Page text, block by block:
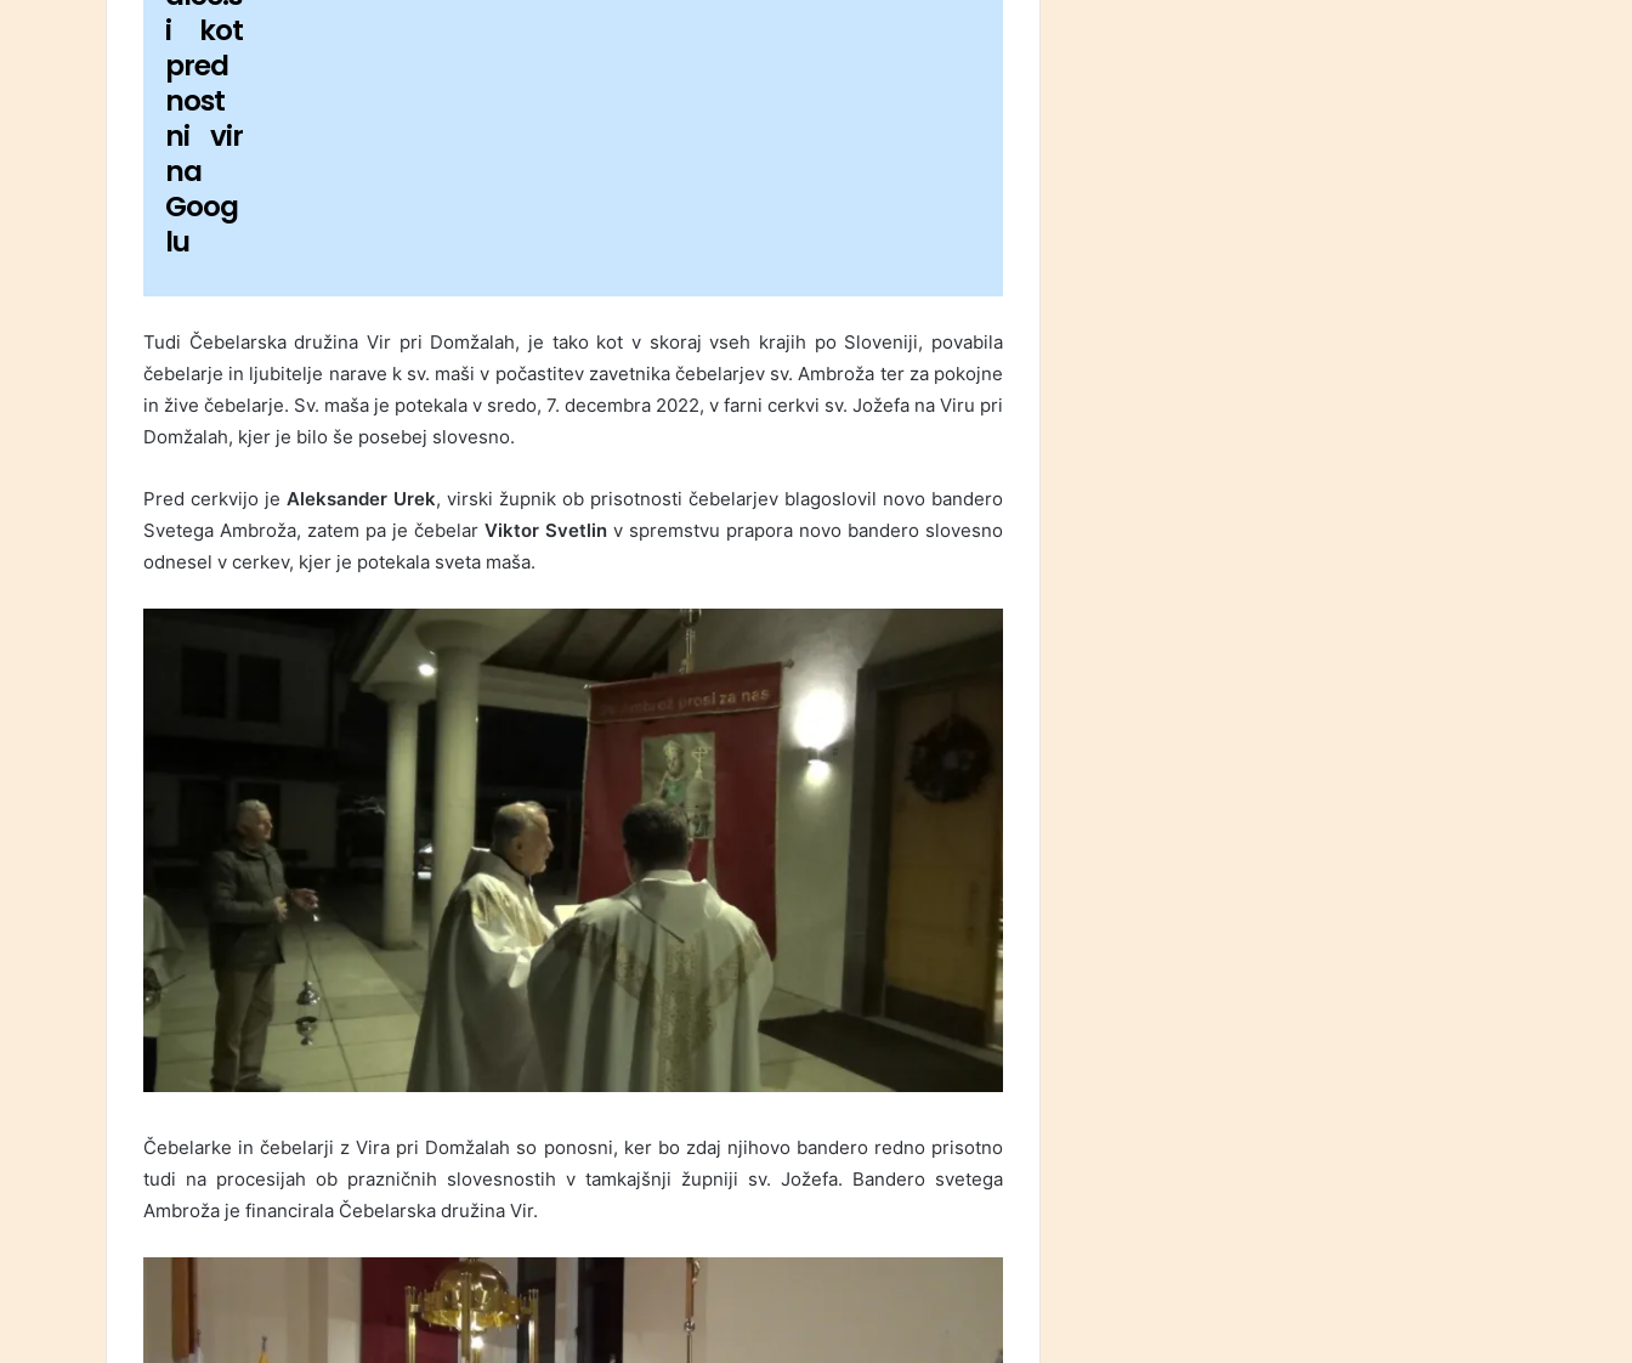
i kot
pred
nost
ni vir
na
Goog
lu
Tudi Čebelarska družina Vir pri Domžalah, je tako kot v skoraj vseh krajih po Sloveniji, povabila
čebelarje in ljubitelje narave k sv. maši v počastitev zavetnika čebelarjev sv. Ambroža ter za pokojne
in žive čebelarje. Sv. maša je potekala v sredo, 7. decembra 2022, v farni cerkvi sv. Jožefa na Viru pri
Domžalah, kjer je bilo še posebej slovesno.
Pred cerkvijo je Aleksander Urek, virski župnik ob prisotnosti čebelarjev blagoslovil novo bandero
Svetega Ambroža, zatem pa je čebelar Viktor Svetlin v spremstvu prapora novo bandero slovesno
odnesel v cerkev, kjer je potekala sveta maša.
Čebelarke in čebelarji z Vira pri Domžalah so ponosni, ker bo zdaj njihovo bandero redno prisotno
tudi na procesijah ob prazničnih slovesnostih v tamkajšnji župniji sv. Jožefa. Bandero svetega
Ambroža je financirala Čebelarska družina Vir.